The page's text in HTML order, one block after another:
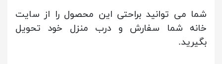
شما می توانید براحتی این محصول را از سایت
خانه شما سفارش و درب منزل خود تحویل
بگیرید.